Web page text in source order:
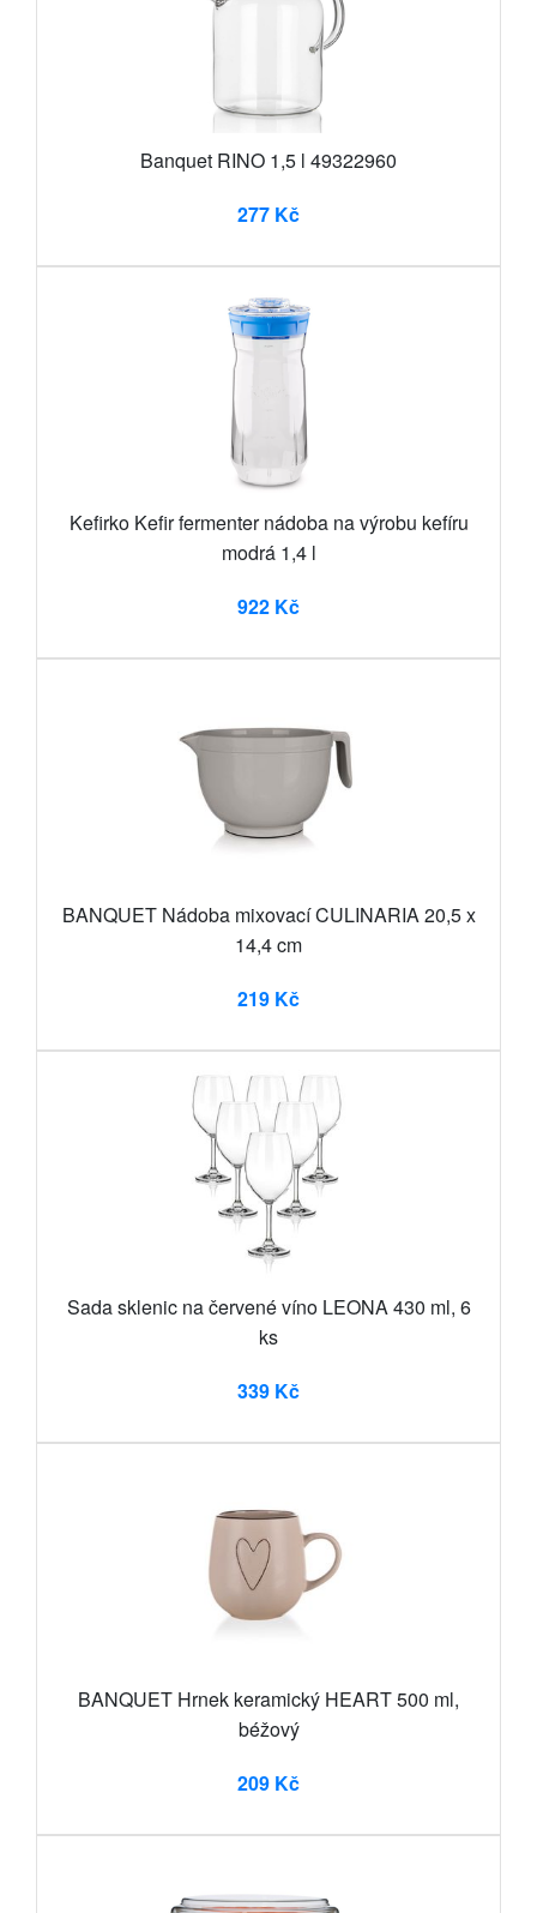
Banquet RINO 1,5 l 49322960
277 Kč
Kefirko Kefir fermenter nádoba na výrobu kefíru
modrá 1,4 l
922 Kč
BANQUET Nádoba mixovací CULINARIA 20,5 x
14,4 cm
219 Kč
Sada sklenic na červené víno LEONA 430 ml, 6
ks
339 Kč
BANQUET Hrnek keramický HEART 500 ml,
béžový
209 Kč